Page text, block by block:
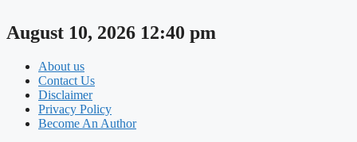
to
content
August 10, 2026 12:40 pm
About us
Contact Us
Disclaimer
Privacy Policy
Become An Author